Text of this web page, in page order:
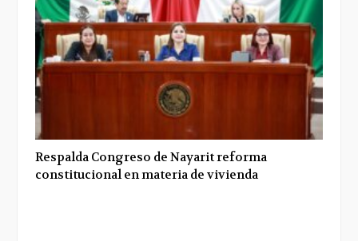
Respalda Congreso de Nayarit reforma
constitucional en materia de vivienda